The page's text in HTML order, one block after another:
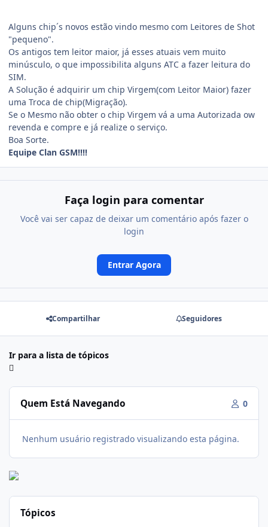
Alguns chip´s novos estão vindo mesmo com Leitores de Shot
"pequeno".
Os antigos tem leitor maior, já esses atuais vem muito
minúsculo, o que impossibilita alguns ATC a fazer leitura do
SIM.
A Solução é adquirir um chip Virgem(com Leitor Maior) fazer
uma Troca de chip(Migração).
Se o Mesmo não obter o chip Virgem vá a uma Autorizada ow
revenda e compre e já realize o serviço.
Boa Sorte.
Equipe Clan GSM!!!!
Faça login para comentar
Você vai ser capaz de deixar um comentário após fazer o
login
Entrar Agora
Compartilhar Seguidores
Ir para a lista de tópicos
Quem Está Navegando 0
Nenhum usuário registrado visualizando esta página.
Tópicos